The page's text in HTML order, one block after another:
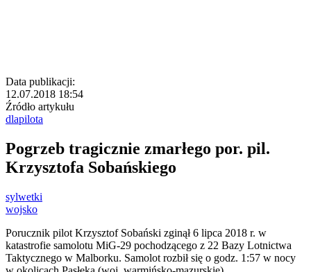
Data publikacji:
12.07.2018 18:54
Źródło artykułu
dlapilota
Pogrzeb tragicznie zmarłego por. pil.
Krzysztofa Sobańskiego
sylwetki
wojsko
Porucznik pilot Krzysztof Sobański zginął 6 lipca 2018 r. w
katastrofie samolotu MiG-29 pochodzącego z 22 Bazy Lotnictwa
Taktycznego w Malborku. Samolot rozbił się o godz. 1:57 w nocy